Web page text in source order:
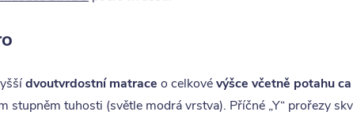
dvoutvrdostní matrace o celkovévýšce včetně potahu
stupněm tuhosti (světle modrá vrstva). Příčné „Y“ prořezy